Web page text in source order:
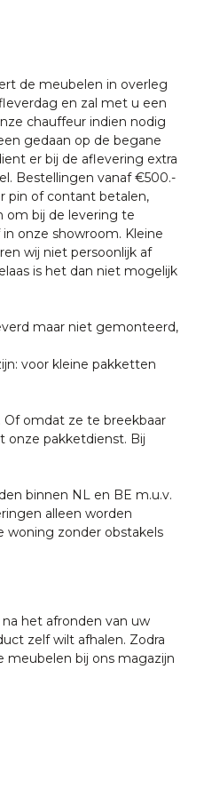
de meubelen in overleg
en zal met u een
chauffeur indien nodig
gedaan op de begane
er bij de aflevering extra
Bestellingen vanaf €500.-
pin of contant betalen,
om bij de levering te
onze showroom. Kleine
wij niet persoonlijk af
is het dan niet mogelijk
maar niet gemonteerd,
voor kleine pakketten
Of omdat ze te breekbaar
onze pakketdienst. Bij
binnen NL en BE m.u.v.
alleen worden
woning zonder obstakels
het afronden van uw
zelf wilt afhalen. Zodra
meubelen bij ons magazijn